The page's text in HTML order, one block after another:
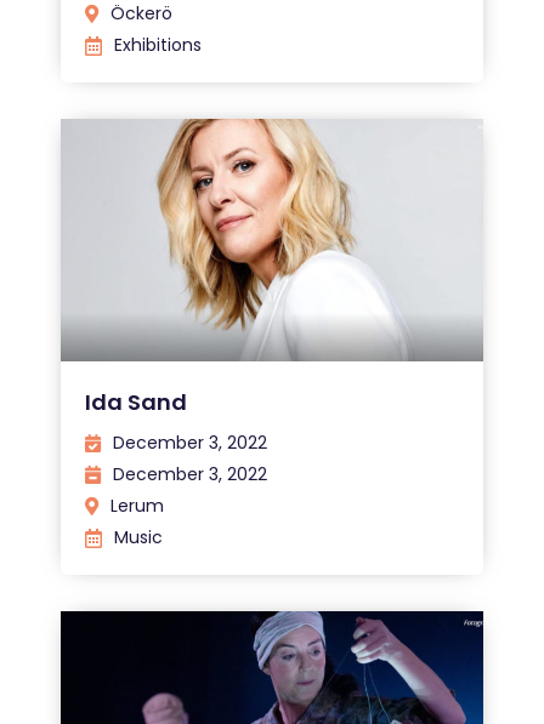
Öckerö
Exhibitions
Ida Sand
December 3, 2022
December 3, 2022
Lerum
Music